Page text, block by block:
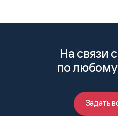
На связи
по
Задать